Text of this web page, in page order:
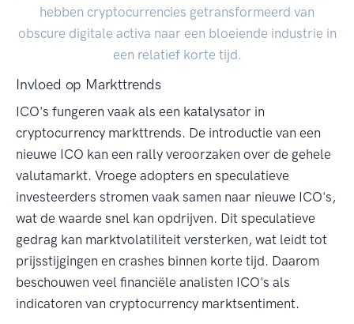
hebben cryptocurrencies getransformeerd van
obscure digitale activa naar een bloeiende industrie in
een relatief korte tijd.
Invloed op Markttrends
ICO's fungeren vaak als een katalysator in
cryptocurrency markttrends. De introductie van een
nieuwe ICO kan een rally veroorzaken over de gehele
valutamarkt. Vroege adopters en speculatieve
investeerders stromen vaak samen naar nieuwe ICO's,
wat de waarde snel kan opdrijven. Dit speculatieve
gedrag kan marktvolatiliteit versterken, wat leidt tot
prijsstijgingen en crashes binnen korte tijd. Daarom
beschouwen veel financiële analisten ICO's als
indicatoren van cryptocurrency marktsentiment.